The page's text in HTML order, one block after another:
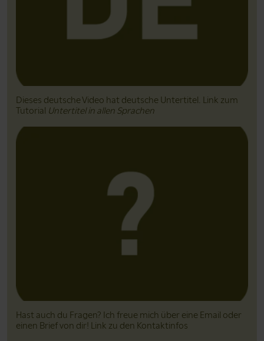
Dieses deutsche Video hat deutsche Untertitel. Link zum
Tutorial Untertitel in allen Sprachen
Hast auch du Fragen? Ich freue mich über eine Email oder
einen Brief von dir! Link zu den Kontaktinfos